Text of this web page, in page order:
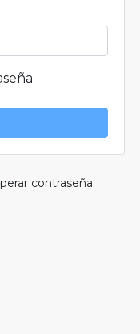
contraseña